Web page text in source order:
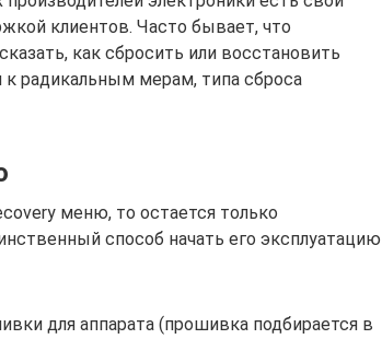
клиентов. Часто бывает, что
как сбросить или восстановить
к радикальным мерам, типа сброса
меню, то остается только
способ начать его эксплуатацию
для аппарата (прошивка подбирается в